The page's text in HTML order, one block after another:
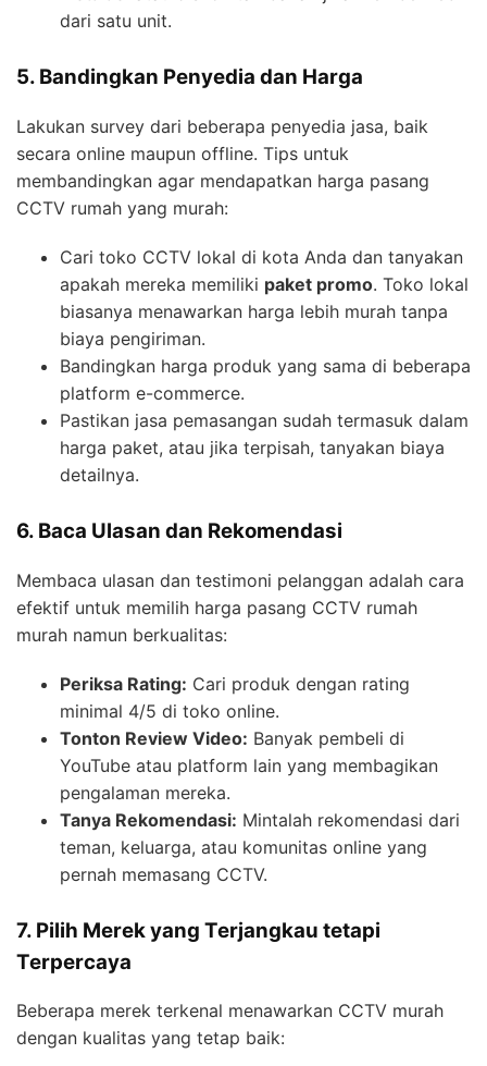
dari satu unit.
5. Bandingkan Penyedia dan Harga
Lakukan survey dari beberapa penyedia jasa, baik
secara online maupun offline. Tips untuk
membandingkan agar mendapatkan harga pasang
CCTV rumah yang murah:
Cari toko CCTV lokal di kota Anda dan tanyakan
apakah mereka memiliki paket promo. Toko lokal
biasanya menawarkan harga lebih murah tanpa
biaya pengiriman.
Bandingkan harga produk yang sama di beberapa
platform e-commerce.
Pastikan jasa pemasangan sudah termasuk dalam
harga paket, atau jika terpisah, tanyakan biaya
detailnya.
6. Baca Ulasan dan Rekomendasi
Membaca ulasan dan testimoni pelanggan adalah cara
efektif untuk memilih harga pasang CCTV rumah
murah namun berkualitas:
Periksa Rating: Cari produk dengan rating
minimal 4/5 di toko online.
Tonton Review Video: Banyak pembeli di
YouTube atau platform lain yang membagikan
pengalaman mereka.
Tanya Rekomendasi: Mintalah rekomendasi dari
teman, keluarga, atau komunitas online yang
pernah memasang CCTV.
7. Pilih Merek yang Terjangkau tetapi
Terpercaya
Beberapa merek terkenal menawarkan CCTV murah
dengan kualitas yang tetap baik: